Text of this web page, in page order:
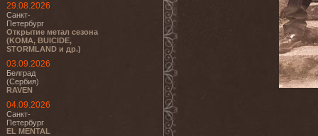
29.08.2026
Санкт-
Петербург
Открытие метал сезона
(KOMA, BUICIDE,
STORMLAND и др.)
03.09.2026
Белград
(Сербия)
RAVEN
04.09.2026
Санкт-
Петербург
EL MENTAL